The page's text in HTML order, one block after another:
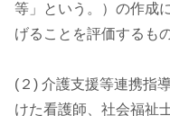
等」という。）の作成
げることを評価するも
(２) 介護支援等連携指
けた看護師、社会福祉